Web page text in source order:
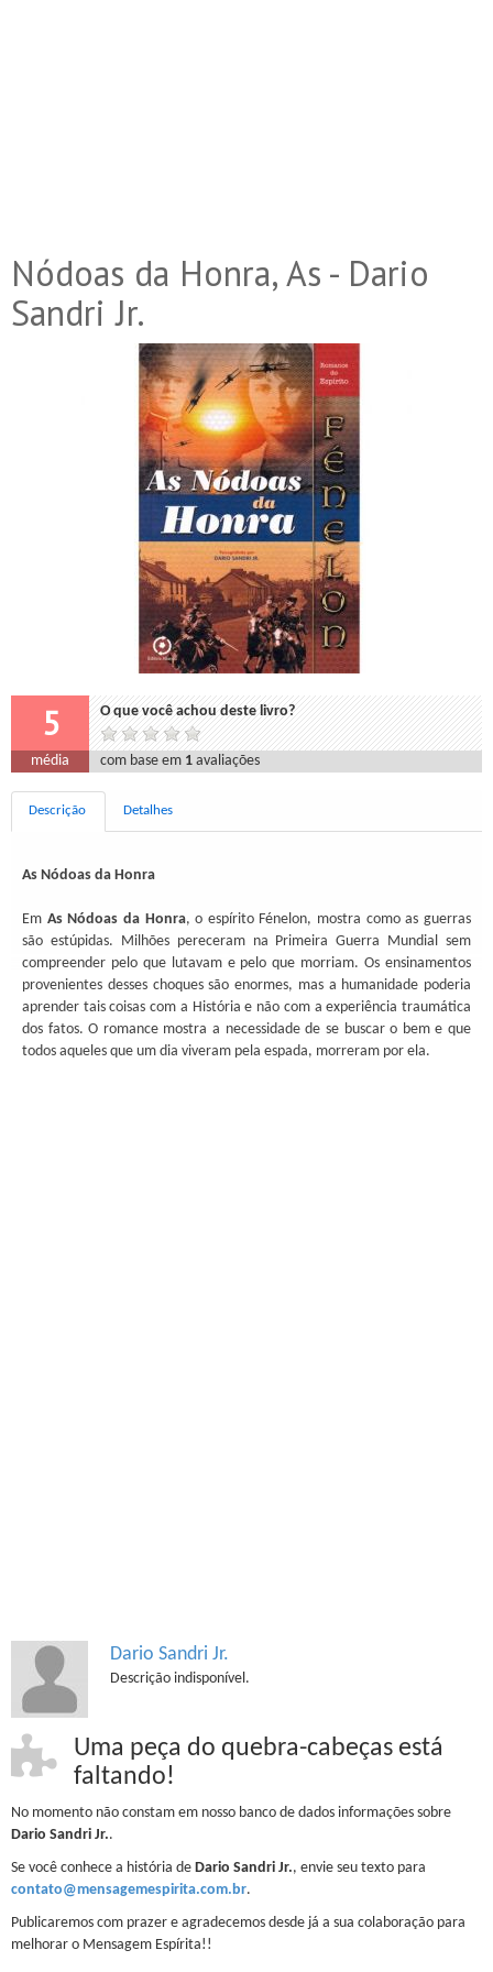
Nódoas da Honra, As - Dario
Sandri Jr.
5 O que você achou deste livro?
média com base em 1 avaliações
Descrição Detalhes
As Nódoas da Honra
Em As Nódoas da Honra, o espírito Fénelon, mostra como as guerras
são estúpidas. Milhões pereceram na Primeira Guerra Mundial sem
compreender pelo que lutavam e pelo que morriam. Os ensinamentos
provenientes desses choques são enormes, mas a humanidade poderia
aprender tais coisas com a História e não com a experiência traumática
dos fatos. O romance mostra a necessidade de se buscar o bem e que
todos aqueles que um dia viveram pela espada, morreram por ela.
Dario Sandri Jr.
Descrição indisponível.
Uma peça do quebra-cabeças está
faltando!
No momento não constam em nosso banco de dados informações sobre
Dario Sandri Jr..
Se você conhece a história de Dario Sandri Jr., envie seu texto para
contato@mensagemespirita.com.br.
Publicaremos com prazer e agradecemos desde já a sua colaboração para
melhorar o Mensagem Espírita!!